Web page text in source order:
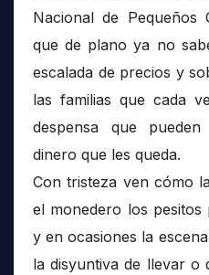
Nacional de Pequeños
que de plano ya no
escalada de precios y
las familias que cada
despensa que
dinero que les queda.
Con tristeza ven cómo
el monedero los
y en ocasiones la
la disyuntiva de llevar o